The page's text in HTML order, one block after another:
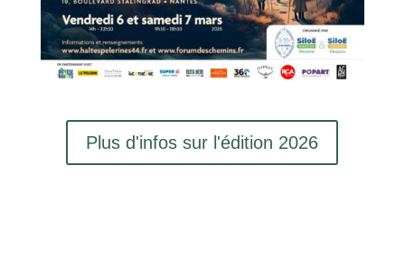
Plus d'infos sur l'édition 2026